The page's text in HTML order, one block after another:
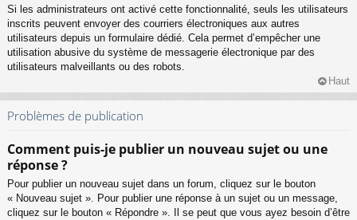
Si les administrateurs ont activé cette fonctionnalité, seuls les utilisateurs
inscrits peuvent envoyer des courriers électroniques aux autres
utilisateurs depuis un formulaire dédié. Cela permet d’empêcher une
utilisation abusive du système de messagerie électronique par des
utilisateurs malveillants ou des robots.
Haut
Problèmes de publication
Comment puis-je publier un nouveau sujet ou une
réponse ?
Pour publier un nouveau sujet dans un forum, cliquez sur le bouton
« Nouveau sujet ». Pour publier une réponse à un sujet ou un message,
cliquez sur le bouton « Répondre ». Il se peut que vous ayez besoin d’être